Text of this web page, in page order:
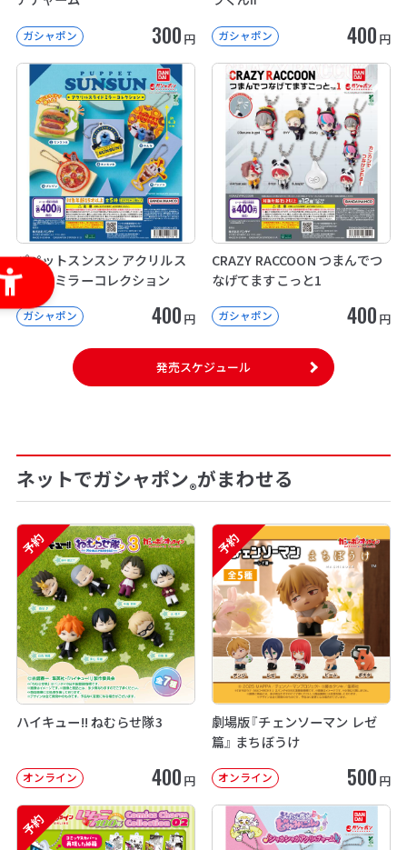
ガシャポン 300 円 ガシャポン 400 円
パペットスンスン アクリルス
ライドミラーコレクション
ガシャポン 400 円
CRAZY RACCOON つまんでつ
なげてますこっと1
ガシャポン 400 円
発売スケジュール
ネットでガシャポン®がまわせる
予約
ハイキュー!! ねむらせ隊3
オンライン 400 円
予約
劇場版『チェンソーマン レゼ
篇』 まちぼうけ
オンライン 500 円
予約